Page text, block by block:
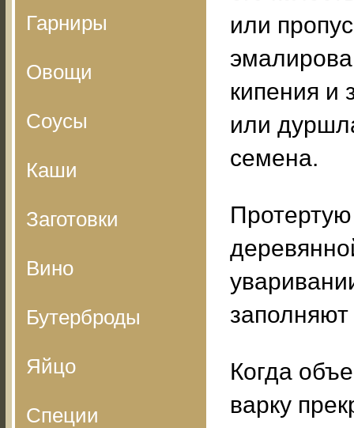
Гарниры
Овощи
Соусы
Каши
Заготовки
Вино
Бутерброды
Яйцо
Специи
или
кипения и
или
семена.
Когда
варку